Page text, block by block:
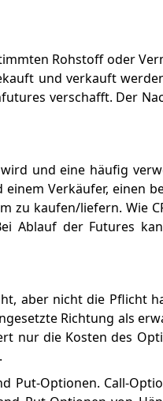
Rohstoff oder
und verkauft
verschafft. Der
und eine häufig
Verkäufer, einen
zu kaufen/liefern. Wie
Ablauf der Futures
aber nicht die Pflicht
Richtung als
nur die Kosten des
Put-Optionen. Call-